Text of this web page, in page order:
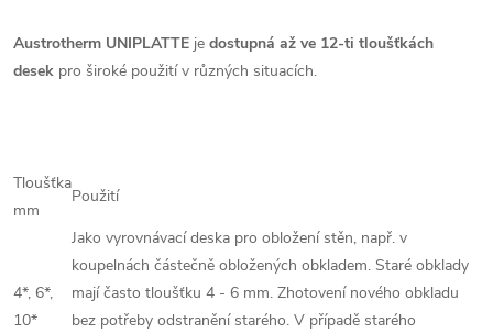
Austrotherm UNIPLATTE je dostupná až ve 12-ti tloušťkách
desek pro široké použití v různých situacích.
Tloušťka
mm
Použití
4*, 6*,
10*
Jako vyrovnávací deska pro obložení stěn, např. v
koupelnách částečně obložených obkladem. Staré obklady
mají často tloušťku 4 - 6 mm. Zhotovení nového obkladu
bez potřeby odstranění starého. V případě starého